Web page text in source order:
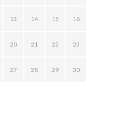
13 14 15 16
20 21 22 23
27 28 29 30